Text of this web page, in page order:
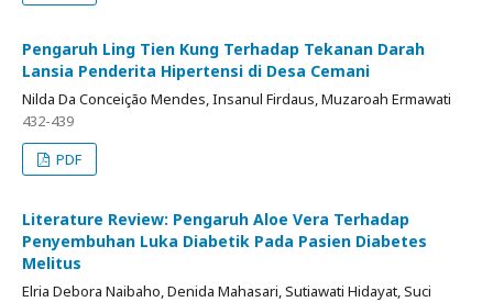
Pengaruh Ling Tien Kung Terhadap Tekanan Darah
Lansia Penderita Hipertensi di Desa Cemani
Nilda Da Conceição Mendes, Insanul Firdaus, Muzaroah Ermawati
432-439
PDF
Literature Review: Pengaruh Aloe Vera Terhadap
Penyembuhan Luka Diabetik Pada Pasien Diabetes
Melitus
Elria Debora Naibaho, Denida Mahasari, Sutiawati Hidayat, Suci